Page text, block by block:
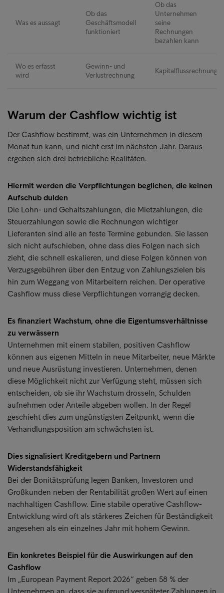
Was es aussagt
Ob das
Geschäftsmodell
funktioniert
Ob das
Unternehmen
seine
Rechnungen
bezahlen kann
Wo es erfasst
wird
Gewinn- und
Verlustrechnung
Kapitalflussrechnung
Warum der Cashflow wichtig ist
Der Cashflow bestimmt, was ein Unternehmen in diesem
Monat tun kann, und nicht erst im nächsten Jahr. Daraus
ergeben sich drei betriebliche Realitäten.
Hiermit werden die Verpflichtungen beglichen, die keinen
Aufschub dulden
Die Lohn- und Gehaltszahlungen, die Mietzahlungen, die
Steuerzahlungen sowie die Rechnungen wichtiger
Lieferanten sind alle an feste Termine gebunden. Sie lassen
sich nicht aufschieben, ohne dass dies Folgen nach sich
zieht, die schnell eskalieren, und diese Folgen können von
Verzugsgebühren über den Entzug von Zahlungszielen bis
hin zum Weggang von Mitarbeitern reichen. Der operative
Cashflow muss diese Verpflichtungen vorrangig decken.
Es finanziert Wachstum, ohne die Eigentumsverhältnisse
zu verwässern
Unternehmen mit einem stabilen, positiven Cashflow
können aus eigenen Mitteln in neue Mitarbeiter, neue Märkte
und neue Ausrüstung investieren. Unternehmen, denen
diese Möglichkeit nicht zur Verfügung steht, müssen sich
entscheiden, ob sie ihr Wachstum drosseln, Schulden
aufnehmen oder Anteile abgeben wollen. In der Regel
geschieht dies zum ungünstigsten Zeitpunkt, wenn die
Verhandlungsposition am schwächsten ist.
Dies signalisiert Kreditgebern und Partnern
Widerstandsfähigkeit
Bei der Bonitätsprüfung legen Banken, Investoren und
Großkunden neben der Rentabilität großen Wert auf einen
nachhaltigen Cashflow. Eine stabile operative Cashflow-
Entwicklung wird oft als stärkeres Zeichen für Beständigkeit
angesehen als ein einzelnes Jahr mit hohem Gewinn.
Ein konkretes Beispiel für die Auswirkungen auf den
Cashflow
Im „European Payment Report 2026“ geben 58 % der